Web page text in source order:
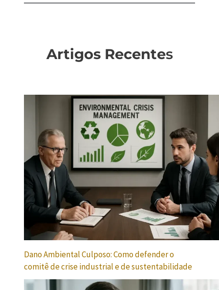
Artigos Recentes
Dano Ambiental Culposo: Como defender o
comitê de crise industrial e de sustentabilidade